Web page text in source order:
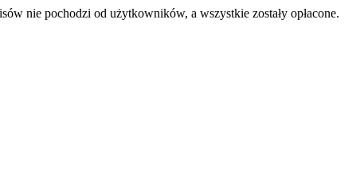
nie pochodzi od użytkowników, a wszystkie zostały opłacone.